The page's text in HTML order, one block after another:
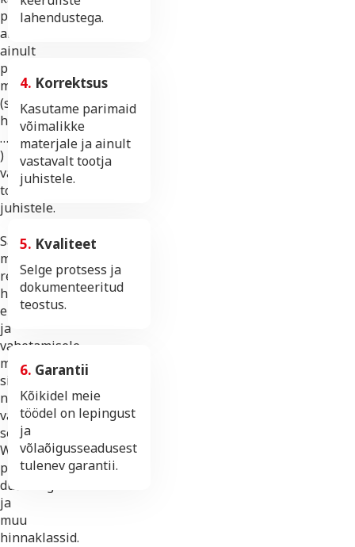
pealispindade
all
ainult
parimaid
materjale
(segud,
hüdroisolatsioon,
…
)
vastavalt
tootjate
juhistele.
Samuti
mõjutavad
remondi
hinda
ehitusmaterjalide
ja
vahetamisele
mineva
sisustuse
nagu
valamu,
segisti,
WC-
poti,
dušinurga
ja
muu
hinnaklassid.
lahendustega.
4. Korrektsus
Kasutame parimaid
võimalikke
materjale ja ainult
vastavalt tootja
juhistele.
5. Kvaliteet
Selge protsess ja
dokumenteeritud
teostus.
6. Garantii
Kõikidel meie
töödel on lepingust
ja
võlaõigusseadusest
tulenev garantii.